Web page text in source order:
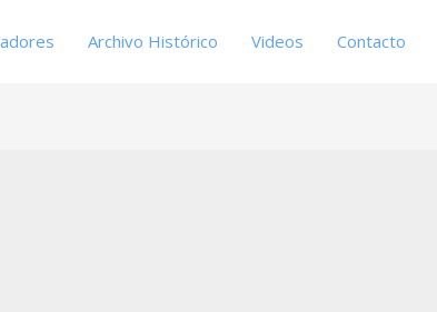
Archivo Histórico Videos Contacto